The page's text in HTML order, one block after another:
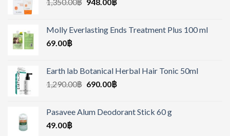
Molly Everlasting Ends Treatment Plus 100 ml
69.00฿
Earth lab Botanical Herbal Hair Tonic 50ml
1,290.00฿ 690.00฿
Pasavee Alum Deodorant Stick 60 g
49.00฿